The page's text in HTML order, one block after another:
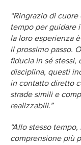
“Ringrazio di
tempo per guidare
la loro esperienza
il prossimo passo.
fiducia in sé stessi,
disciplina, questi
in contatto diretto
strade simili e
realizzabili.”
“Allo stesso
comprensione più